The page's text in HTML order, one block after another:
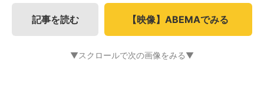
記事を読む 【映像】ABEMAでみる
▼スクロールで次の画像をみる▼